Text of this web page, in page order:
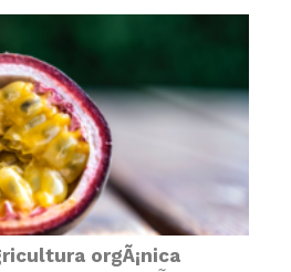
orgÃ¡nica